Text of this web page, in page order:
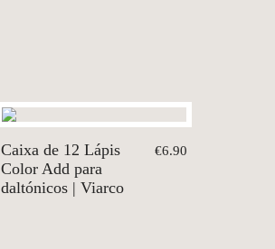
Caixa de 12 Lápis
Color Add para
daltónicos | Viarco
€6.90